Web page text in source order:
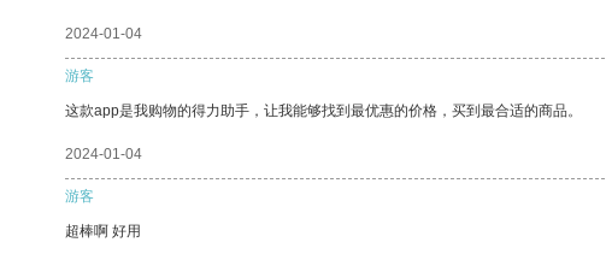
2024-01-04
游客
这款app是我购物的得力助手，让我能够找到最优惠的价格，买到最合适的商品。
2024-01-04
游客
超棒啊 好用